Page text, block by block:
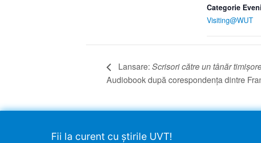
Categorie
Visiting@WUT
Lansare: Scrisori către un tânăr
Audiobook după corespondența dintre
Fii la curent cu știrile UVT!